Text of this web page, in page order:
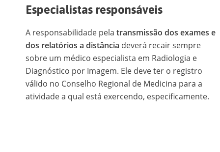
Especialistas responsáveis
A responsabilidade pelatransmissão dos exames e
dos relatórios a distância deverá recair sempre
sobre um médico especialista em Radiologia e
Diagnóstico por Imagem. Ele deve ter o registro
válido no Conselho Regional de Medicina para a
atividade a qual está exercendo, especificamente.